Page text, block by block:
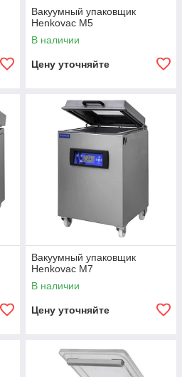
Вакуумный упаковщик
Henkovac M5
В наличии
Цену уточняйте
Вакуумный упаковщик
Henkovac M7
В наличии
Цену уточняйте